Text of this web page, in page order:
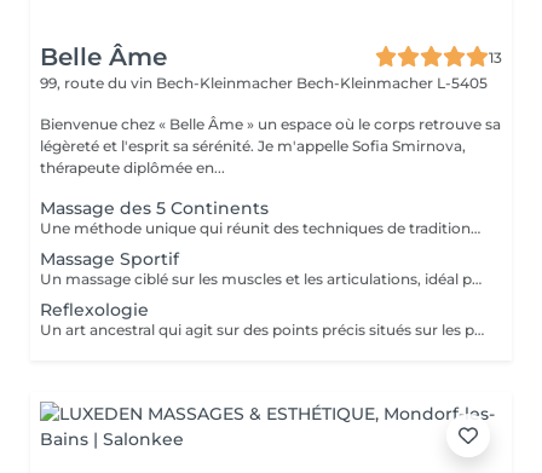
Belle Âme
13
99, route du vin Bech-Kleinmacher Bech-Kleinmacher L-5405
Bienvenue chez « Belle Âme » un espace où le corps retrouve sa
légèreté et l'esprit sa sérénité. Je m'appelle Sofia Smirnova,
thérapeute diplômée en...
Massage des 5 Continents
Une méthode unique qui réunit des techniques de traditions du monde entier : lomi-lomi, ayurvédique, californien, suédois, réflexologie et travail énergétique. Ce massage agit sur plusieurs niveaux : il purifie le corps, renforce la vitalité, libère les blocages émotionnels et recharge en énergie. J'y ai intégré mes propres techniques pour rendre chaque séance encore plus profonde et personnalisée. Nettoyage des Chakras inclus dans le soin
Massage Sportif
Un massage ciblé sur les muscles et les articulations, idéal pour les personnes actives et les sportifs. Il favorise la récupération, réduit les tensions et améliore la souplesse. L'intensité est toujours adaptée individuellement - de modérée à très profonde.
Reflexologie
Un art ancestral qui agit sur des points précis situés sur les pieds, reliés aux organes et systèmes de l'organisme. La réflexologie aide à se détendre, améliore le bien-être général, restaure l'équilibre intérieur et active les processus naturels d'auto-régulation du corps.